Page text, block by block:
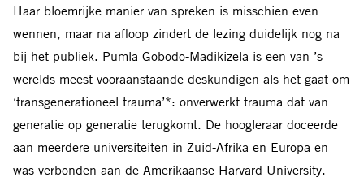
Haar bloemrijke manier van spreken is misschien even
wennen, maar na afloop zindert de lezing duidelijk nog na
bij het publiek. Pumla Gobodo-Madikizela is een van ’s
werelds meest vooraanstaande deskundigen als het gaat om
‘transgenerationeel trauma’*: onverwerkt trauma dat van
generatie op generatie terugkomt. De hoogleraar doceerde
aan meerdere universiteiten in Zuid-Afrika en Europa en
was verbonden aan de Amerikaanse Harvard University.